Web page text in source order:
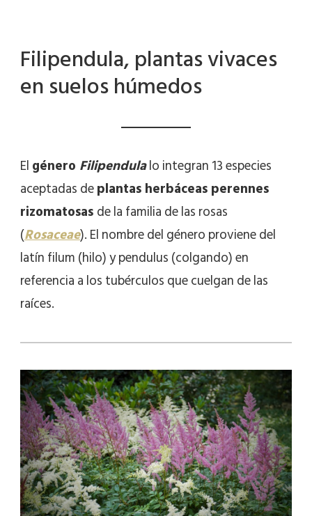
Filipendula, plantas vivaces
en suelos húmedos
Elgénero Filipendulalo integran 13 especies
aceptadas deplantas herbáceas perennes
rizomatosasde la familia de las rosas
(Rosaceae). El nombre del género proviene del
latín filum (hilo) y pendulus (colgando) en
referencia a los tubérculos que cuelgan de las
raíces.